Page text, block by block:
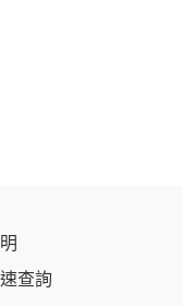
查詢